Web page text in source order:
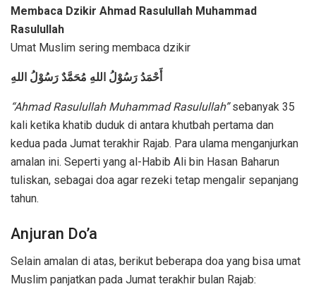
Membaca Dzikir Ahmad Rasulullah Muhammad
Rasulullah
Umat Muslim sering membaca dzikir
أَحْمَدُ رَسُوْلُ اللهِ مُحَمَّدٌ رَسُوْلُ اللهِ
“Ahmad Rasulullah Muhammad Rasulullah”sebanyak 35
kali ketika khatib duduk di antara khutbah pertama dan
kedua pada Jumat terakhir Rajab. Para ulama menganjurkan
amalan ini. Seperti yang al-Habib Ali bin Hasan Baharun
tuliskan, sebagai doa agar rezeki tetap mengalir sepanjang
tahun.
Anjuran Do’a
Selain amalan di atas, berikut beberapa doa yang bisa umat
Muslim panjatkan pada Jumat terakhir bulan Rajab: